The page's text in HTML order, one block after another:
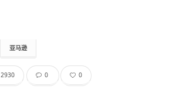
亚马逊
2930 0 0